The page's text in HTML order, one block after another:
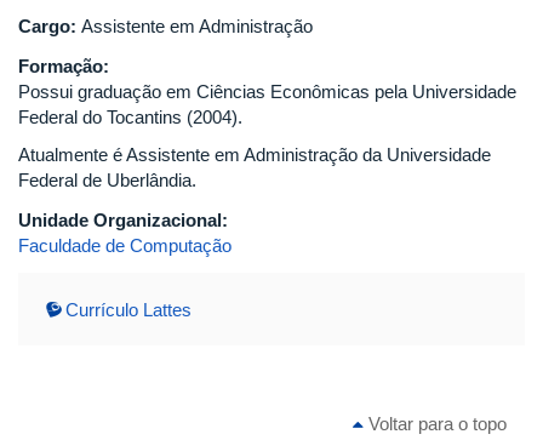
Cargo: Assistente em Administração
Formação:
Possui graduação em Ciências Econômicas pela Universidade
Federal do Tocantins (2004).
Atualmente é Assistente em Administração da Universidade
Federal de Uberlândia.
Unidade Organizacional:
Faculdade de Computação
Currículo Lattes
Voltar para o topo